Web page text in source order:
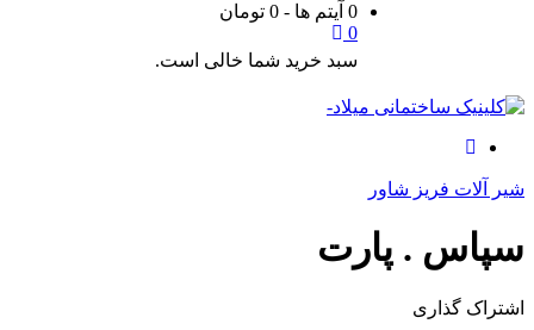
0 آیتم ها
-
0 تومان
0
سبد خرید شما خالی است.
شیر آلات فریز شاور
سپاس . پارت
اشتراک ‌گذاری